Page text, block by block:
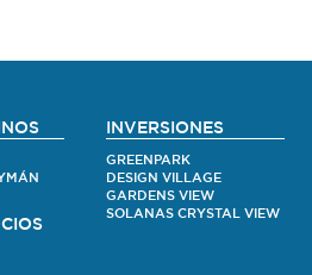
INVERSIONES
GREENPARK
DESIGN VILLAGE
GARDENS VIEW
SOLANAS CRYSTAL VIEW